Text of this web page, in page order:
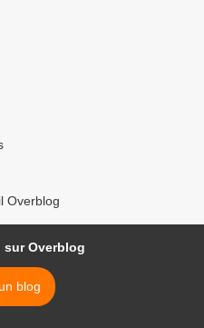
Overblog
sur Overblog
blog